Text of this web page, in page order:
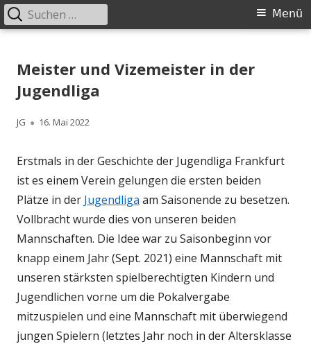
zum
Primäres
Menü
Suchen
nach:
Meister und Vizemeister in der
Jugendliga
Autor
JG
Veröffentlicht
16. Mai 2022
Erstmals in der Geschichte der Jugendliga Frankfurt
ist es einem Verein gelungen die ersten beiden
Plätze in der Jugendliga am Saisonende zu besetzen.
Vollbracht wurde dies von unseren beiden
Mannschaften. Die Idee war zu Saisonbeginn vor
knapp einem Jahr (Sept. 2021) eine Mannschaft mit
unseren stärksten spielberechtigten Kindern und
Jugendlichen vorne um die Pokalvergabe
mitzuspielen und eine Mannschaft mit überwiegend
jungen Spielern (letztes Jahr noch in der Altersklasse